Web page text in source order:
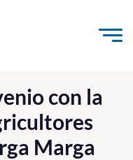
con la
Marga